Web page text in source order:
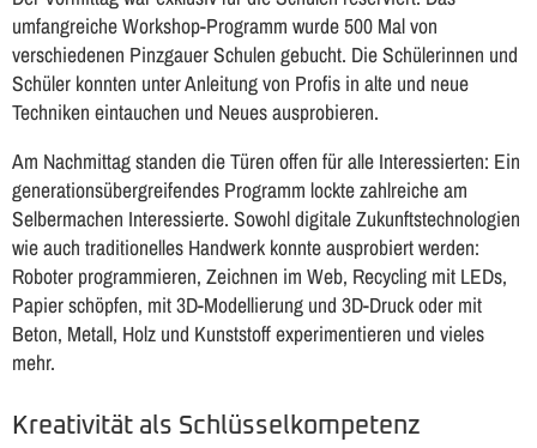
umfangreiche Workshop-Programm wurde 500 Mal von
verschiedenen Pinzgauer Schulen gebucht. Die Schülerinnen und
Schüler konnten unter Anleitung von Profis in alte und neue
Techniken eintauchen und Neues ausprobieren.
Am Nachmittag standen die Türen offen für alle Interessierten: Ein
generationsübergreifendes Programm lockte zahlreiche am
Selbermachen Interessierte. Sowohl digitale Zukunftstechnologien
wie auch traditionelles Handwerk konnte ausprobiert werden:
Roboter programmieren, Zeichnen im Web, Recycling mit LEDs,
Papier schöpfen, mit 3D-Modellierung und 3D-Druck oder mit
Beton, Metall, Holz und Kunststoff experimentieren und vieles
mehr.
Kreativität als Schlüsselkompetenz